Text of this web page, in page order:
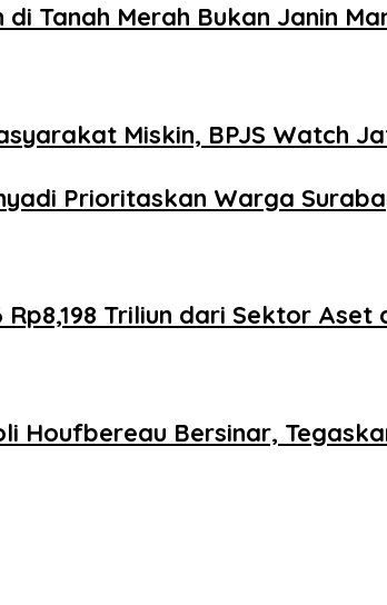
Tanah Merah Bukan Janin
Miskin, BPJS Watch
Prioritaskan Warga
Triliun dari Sektor Aset
Houfbereau Bersinar,